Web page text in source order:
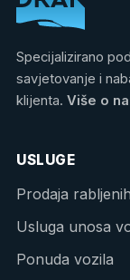
Specijalizirano
savjetovanje i
klijenta. Više o
USLUGE
Prodaja
Usluga unosa
Ponuda vozila